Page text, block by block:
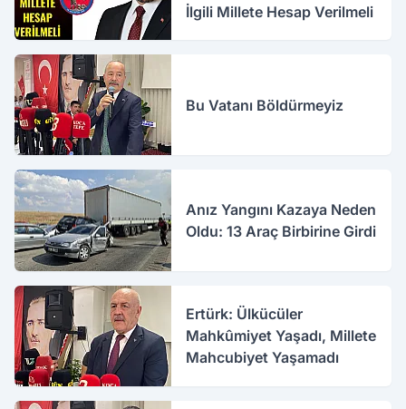
İlgili Millete Hesap Verilmeli
Bu Vatanı Böldürmeyiz
Anız Yangını Kazaya Neden
Oldu: 13 Araç Birbirine Girdi
Ertürk: Ülkücüler
Mahkûmiyet Yaşadı, Millete
Mahcubiyet Yaşamadı